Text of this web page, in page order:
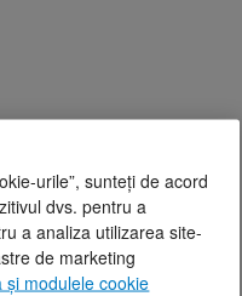
urile”, sunteți de acord
dvs. pentru a
a analiza utilizarea site-
de marketing
și modulele cookie